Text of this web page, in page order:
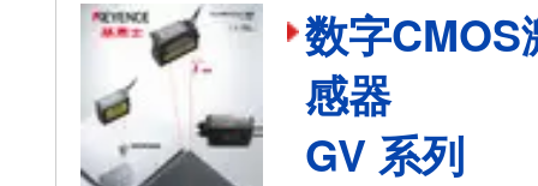
数字CMOS
感器
GV 系列